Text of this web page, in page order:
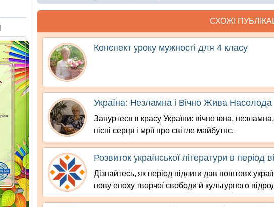
СХОЖІ
Конспект уроку мужності для 4 класу
Україна: Незламна і Вічно Жива Насолода
Зануртеся в красу України: вічно юна,
пісні серця і мрії про світле майбутнє.
Розвиток української літератури в період
Дізнайтесь, як період відлиги дав поштовх
нову епоху творчої свободи й культурного